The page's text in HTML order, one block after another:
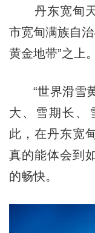
丹东宽甸天
市宽甸满族自
黄金地带”之上。
“世界滑雪黄
大、雪期长、
此，在丹东宽
真的能体会到
的畅快。